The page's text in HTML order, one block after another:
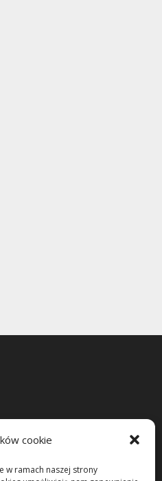
cookie
w ramach naszej strony